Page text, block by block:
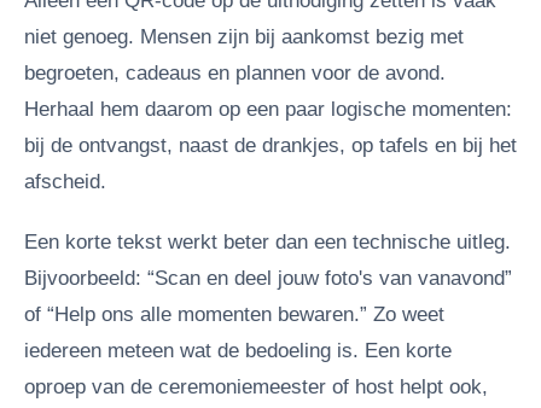
niet genoeg. Mensen zijn bij aankomst bezig met
begroeten, cadeaus en plannen voor de avond.
Herhaal hem daarom op een paar logische momenten:
bij de ontvangst, naast de drankjes, op tafels en bij het
afscheid.
Een korte tekst werkt beter dan een technische uitleg.
Bijvoorbeeld: “Scan en deel jouw foto's van vanavond”
of “Help ons alle momenten bewaren.” Zo weet
iedereen meteen wat de bedoeling is. Een korte
oproep van de ceremoniemeester of host helpt ook,